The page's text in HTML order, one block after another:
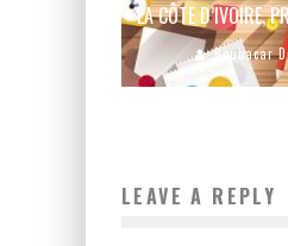
LA CÔTE D’IVOIRE,
Boubacar
LEAVE A REPLY